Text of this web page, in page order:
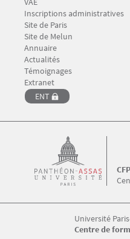
Inscriptions administratives
Menu Footer CFP 3
Site de Paris
Site de Melun
Annuaire
Menu Footer CFP 4
Actualités
Témoignages
Menu Footer CFP 5
Extranet
ENT
CFP
Université
Centre de